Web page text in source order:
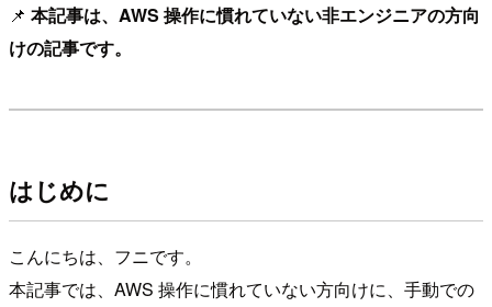
📌 本記事は、AWS 操作に慣れていない非エンジニアの方向
けの記事です。
はじめに
こんにちは、フニです。
本記事では、AWS 操作に慣れていない方向けに、手動での